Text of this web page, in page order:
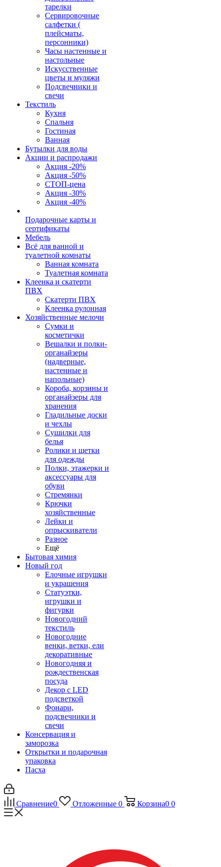
тарелки
Сервировочные
салфетки (
плейсматы,
персонники)
Часы настенные и
настольные
Искусственные
цветы и муляжи
Подсвечники и
свечи
Текстиль
Кухня
Спальня
Гостиная
Ванная
Бутылки для воды
Акции и распродажи
Акция -20%
Акция -50%
СТОП-цена
Акция -30%
Акция -40%
Подарочные карты и
сертификаты
Мебель
Всё для ванной и
туалетной комнаты
Ванная комната
Туалетная комната
Клеенка и скатерти
ПВХ
Скатерти ПВХ
Клеенка рулонная
Хозяйственные мелочи
Сумки и
косметички
Вешалки и полки-
органайзеры
(надверные,
настенные и
напольные)
Короба, корзины и
органайзеры для
хранения
Гладильные доски
и чехлы
Сушилки для
белья
Ролики и щетки
для одежды
Полки, этажерки и
аксессуары для
обуви
Стремянки
Крючки
хозяйственные
Лейки и
опрыскиватели
Разное
Ещё
Бытовая химия
Новый год
Елочные игрушки
и украшения
Статуэтки,
игрушки и
фигурки
Новогодний
текстиль
Новогодние
венки, ветки, ели
декоративные
Новогодняя и
рождественская
посуда
Декор с LED
подсветкой
Фонари,
подсвечники и
свечи
Консервация и
заморозка
Открытки и подарочная
упаковка
Пасха
Сравнение0 Отложенные 0 Корзина0 0